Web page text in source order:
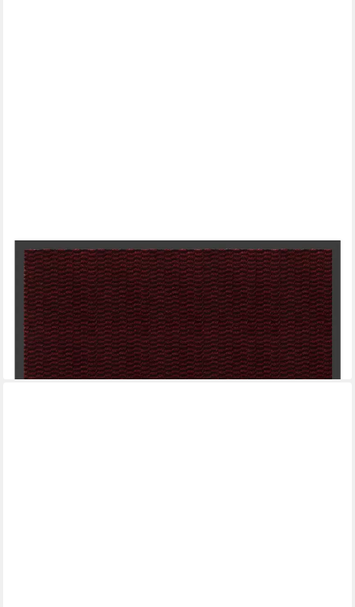
Fußmatte Innen- und Außentürmatte rutschfest Fußmatten
saugfähig abriebfest, Rechteckig, Höhe: 5 mm, Fußmatte
Eingang, rutschfeste Fußmatte, Innen Außentürmatte
ab 12,99 € UVP32,00 €
-59%
lieferbar - in 4-5 Werktagen bei dir